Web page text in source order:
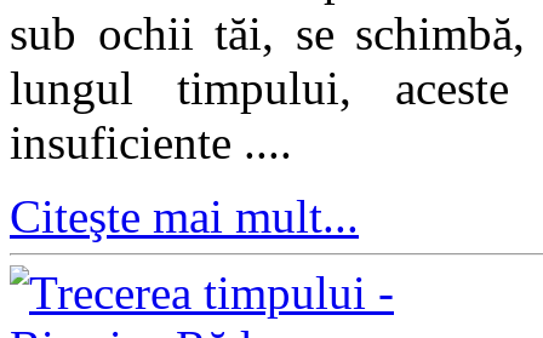
sub ochii tăi, se schimbă,
lungul timpului,
insuficiente ....
Citeşte mai mult...